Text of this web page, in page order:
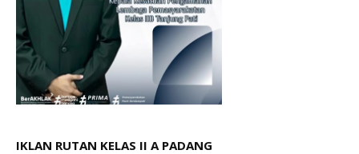
IKLAN RUTAN KELAS II A PADANG